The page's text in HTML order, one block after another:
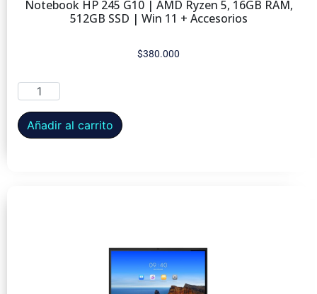
Notebook HP 245 G10 | AMD Ryzen 5, 16GB RAM,
512GB SSD | Win 11 + Accesorios
$380.000
Añadir al carrito